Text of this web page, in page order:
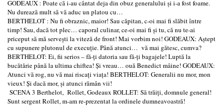
GODEAUX : Poate că i-au cântat deja din obuz generalului şi i-a fost foame.
Nu durează mult să vă aduc un platou cu…
BERTHELOT : Nu fi obraznic, maior! Sau căpitan, c-oi mai fi slăbit între
timp! Sau, dacă tot plec… caporal culinar, ce-oi mai fi şi tu, că nu te-ai
priceput să mă serveşti la viteză de front! Mai vorbim noi! GODEAUX: Aştept
cu supunere plutonul de execuţie. Până atunci… vă mai gătesc, cumva?
BERTHELOT: Ei, fii serios – fă-ţi datoria sau fă-ţi bagajele! Luptă la
bucătărie până la ultima chiftea! Şi vreau… ouă Benedict mâine! GODEAUX:
Atunci vă rog, nu vă mai riscaţi viaţa! BERTHELOT: Generalii nu mor, mon
vieux! Şi dacă mor, şi atunci rămân vii!
SCENA 3 Berthelot, Rollet, Godeaux ROLLET: Să trăiţi, domnule general!
Sunt sergent Rollet, m-am re-prezentat la ordinele dumneavoastră!